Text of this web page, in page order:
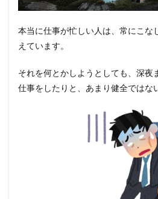
本当に仕事が忙しい人は、常にこな
えています。
それを何とかしようとしても、深夜
仕事をしたりと、あまり健全ではな